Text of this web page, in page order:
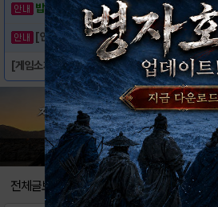
밥알이의 헝앱통신 ⑲ “밥알이, 드디어 멀티를..
[안내] 헝그리앱 필수 상식! 밥알 획득 안내..
[게임소개] - 노수람 좋아요 맞고
전체글보기